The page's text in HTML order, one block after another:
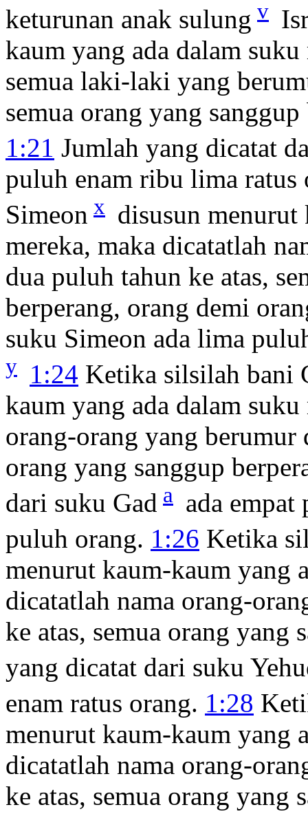
keturunan anak sulung v
kaum yang ada dalam
semua laki-laki yang
semua orang yang
1:21 Jumlah yang dicatat
puluh enam ribu lima
Simeon x disusun menurut
mereka, maka dicatatlah
dua puluh tahun ke atas,
berperang, orang demi
suku Simeon ada lima
y 1:24 Ketika silsilah bani
kaum yang ada dalam
orang-orang yang berumur
orang yang sanggup
dari suku Gad a ada
puluh orang. 1:26 Ketika
menurut kaum-kaum yang
dicatatlah nama orang-
ke atas, semua orang yang
yang dicatat dari suku
enam ratus orang. 1:28
menurut kaum-kaum yang
dicatatlah nama orang-
ke atas, semua orang yang